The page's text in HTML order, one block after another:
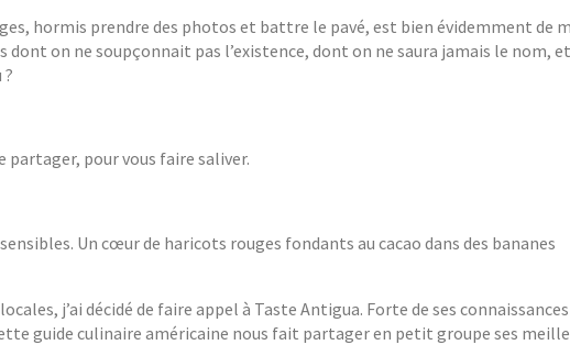
hormis prendre des photos et battre le pavé, est bien évidemment de
dont on ne soupçonnait pas l’existence, dont on ne saura jamais le nom,
partager, pour vous faire saliver.
Un cœur de haricots rouges fondants au cacao dans des bananes
j’ai décidé de faire appel à Taste Antigua. Forte de ses
guide culinaire américaine nous fait partager en petit groupe ses